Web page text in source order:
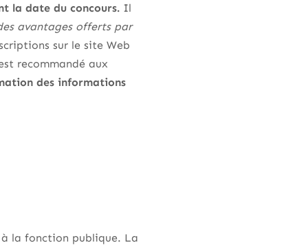
la date du concours. Il
avantages offerts par
sur le site Web
recommandé aux
des informations
à la fonction publique. La